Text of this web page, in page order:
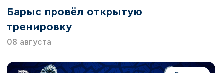
Барыс провёл открытую
тренировку
08 августа